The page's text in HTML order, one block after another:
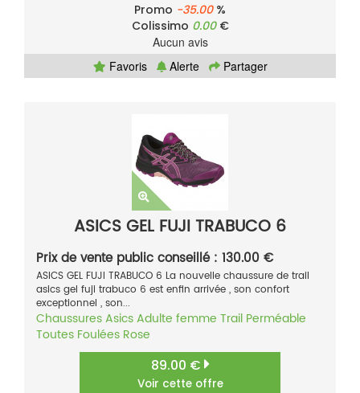
Promo -35.00%
Colissimo 0.00€
Aucun avis
Favoris
Alerte Partager
ASICS GEL FUJI TRABUCO 6
Prix de vente public conseillé : 130.00 €
ASICS GEL FUJI TRABUCO 6 La nouvelle chaussure de trail
asics gel fuji trabuco 6 est enfin arrivée , son confort
exceptionnel , son...
ChaussuresAsicsAdulte femme Trail Perméable
Toutes Foulées Rose
89.00 €
Voir cette offre